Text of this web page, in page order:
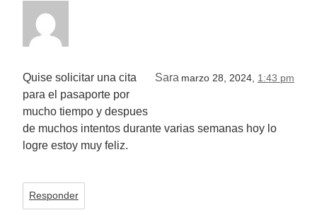
Sara marzo 28, 2024, 1:43 pm
Quise solicitar una cita
para el pasaporte por
mucho tiempo y despues
de muchos intentos durante varias semanas hoy lo
logre estoy muy feliz.
Responder